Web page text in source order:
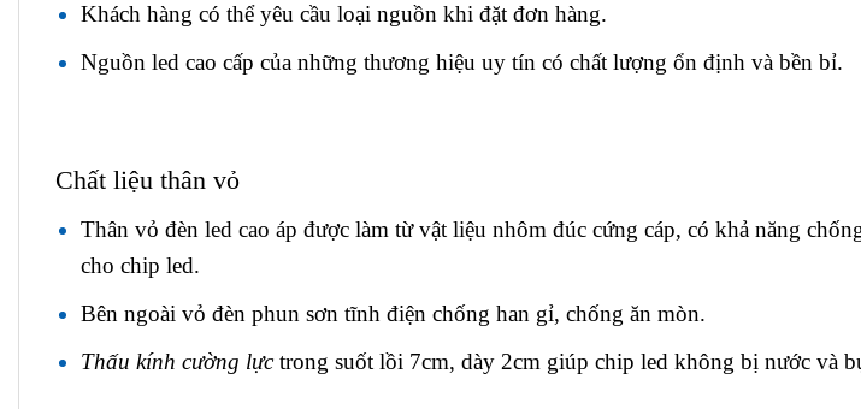
Khách hàng có thể yêu cầu loại nguồn khi đặt đơn hàng.
Nguồn led cao cấp của những thương hiệu uy tín có chất lượng ổn định và bền bỉ.
Chất liệu thân vỏ
Thân vỏ đèn led cao áp được làm từ vật liệu nhôm đúc cứng cáp, có khả năng
cho chip led.
Bên ngoài vỏ đèn phun sơn tĩnh điện chống han gỉ, chống ăn mòn.
Thấu kính cường lựctrong suốt lồi 7cm, dày 2cm giúp chip led không bị nước và